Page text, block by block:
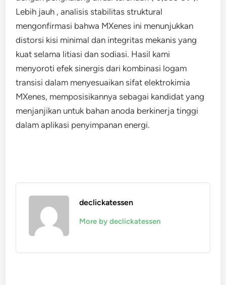
Lebih jauh , analisis stabilitas struktural
mengonfirmasi bahwa MXenes ini menunjukkan
distorsi kisi minimal dan integritas mekanis yang
kuat selama litiasi dan sodiasi. Hasil kami
menyoroti efek sinergis dari kombinasi logam
transisi dalam menyesuaikan sifat elektrokimia
MXenes, memposisikannya sebagai kandidat yang
menjanjikan untuk bahan anoda berkinerja tinggi
dalam aplikasi penyimpanan energi.
declickatessen
More by declickatessen